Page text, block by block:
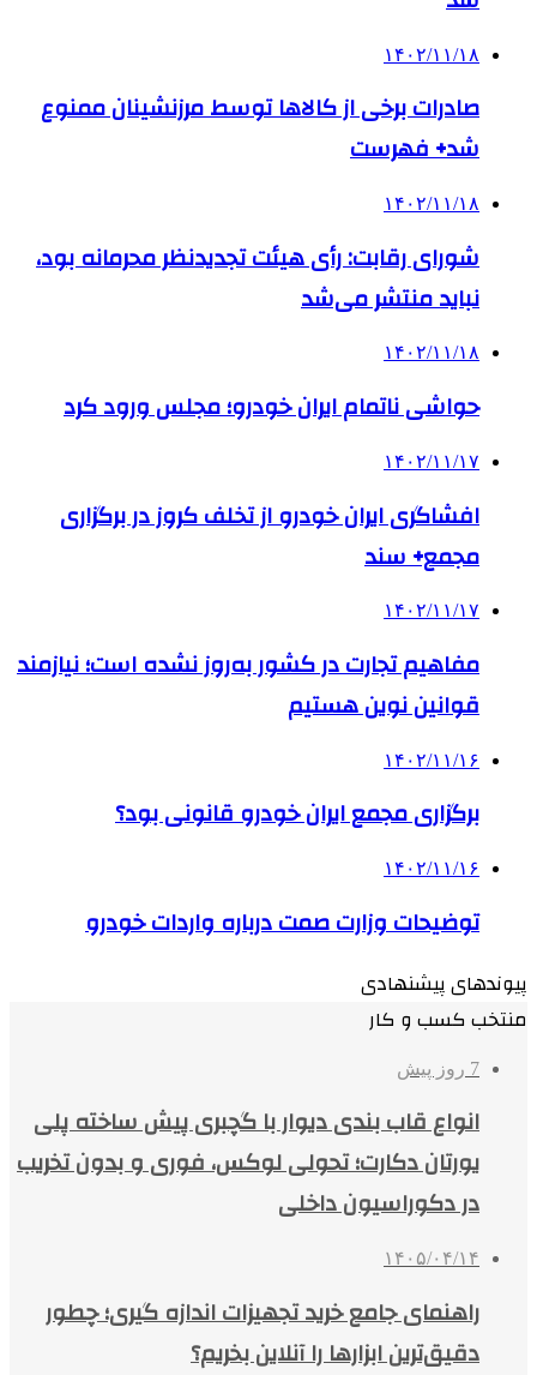
۱۴۰۲/۱۱/۱۸
صادرات برخی از کالاها توسط مرزنشینان ممنوع
شد+ فهرست
۱۴۰۲/۱۱/۱۸
شورای رقابت: رأی هیئت تجدیدنظر محرمانه بود،
نباید منتشر می‌شد
۱۴۰۲/۱۱/۱۸
حواشی ناتمام ایران خودرو؛ مجلس ورود کرد
۱۴۰۲/۱۱/۱۷
افشاگری ایران خودرو از تخلف کروز در برگزاری
مجمع+ سند
۱۴۰۲/۱۱/۱۷
مفاهیم تجارت در کشور به‌روز نشده است؛ نیازمند
قوانین نوین هستیم
۱۴۰۲/۱۱/۱۶
برگزاری مجمع ایران خودرو قانونی بود؟
۱۴۰۲/۱۱/۱۶
توضیحات وزارت صمت درباره واردات خودرو
پیوندهای پیشنهادی
منتخب کسب و کار
7 روز پیش
انواع قاب بندی دیوار با گچبری پیش ساخته پلی
یورتان دکارت؛ تحولی لوکس، فوری و بدون تخریب
در دکوراسیون داخلی
۱۴۰۵/۰۴/۱۴
راهنمای جامع خرید تجهیزات اندازه گیری؛ چطور
دقیق‌ترین ابزارها را آنلاین بخریم؟